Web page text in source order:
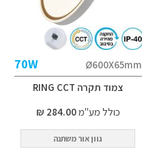
Ø600X65mm
70W
צמוד תקרה RING CCT
כולל מע"מ284.00 ₪
גוון אור משתנה